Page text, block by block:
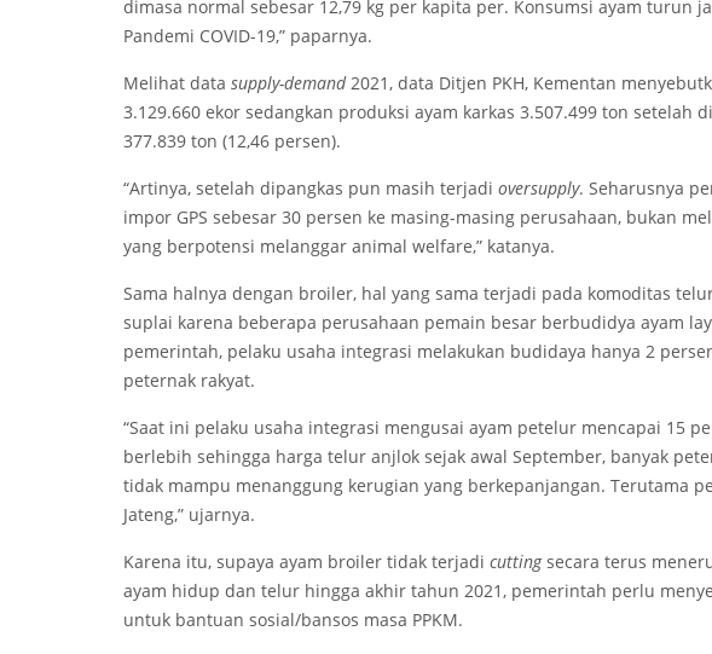
dimasa normal sebesar 12,79 kg per kapita per. Konsumsi ayam turun
Pandemi COVID-19,” paparnya.
Melihat data supply-demand2021, data Ditjen PKH, Kementan
3.129.660 ekor sedangkan produksi ayam karkas 3.507.499 ton setelah
377.839 ton (12,46 persen).
“Artinya, setelah dipangkas pun masih terjadi oversupply. Seharusnya
impor GPS sebesar 30 persen ke masing-masing perusahaan, bukan
yang berpotensi melanggar animal welfare,” katanya.
Sama halnya dengan broiler, hal yang sama terjadi pada komoditas
suplai karena beberapa perusahaan pemain besar berbudidya ayam
pemerintah, pelaku usaha integrasi melakukan budidaya hanya 2
peternak rakyat.
“Saat ini pelaku usaha integrasi mengusai ayam petelur mencapai 15
berlebih sehingga harga telur anjlok sejak awal September, banyak
tidak mampu menanggung kerugian yang berkepanjangan. Terutama
Jateng,” ujarnya.
Karena itu, supaya ayam broiler tidak terjadi cuttingsecara terus
ayam hidup dan telur hingga akhir tahun 2021, pemerintah perlu
untuk bantuan sosial/bansos masa PPKM.